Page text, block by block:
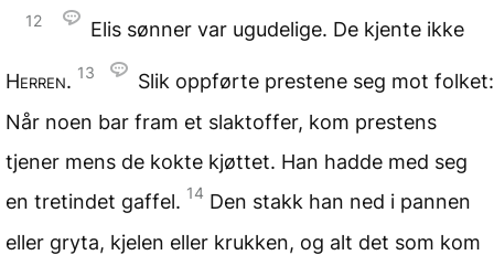
12 Elis sønner var ugudelige. De kjente ikke
Herren. 13
Slik oppførte prestene seg mot folket:
Når noen bar fram et slaktoffer, kom prestens
tjener mens de kokte kjøttet. Han hadde med seg
en tretindet gaffel. 14 Den stakk han ned i pannen
eller gryta, kjelen eller krukken, og alt det som kom